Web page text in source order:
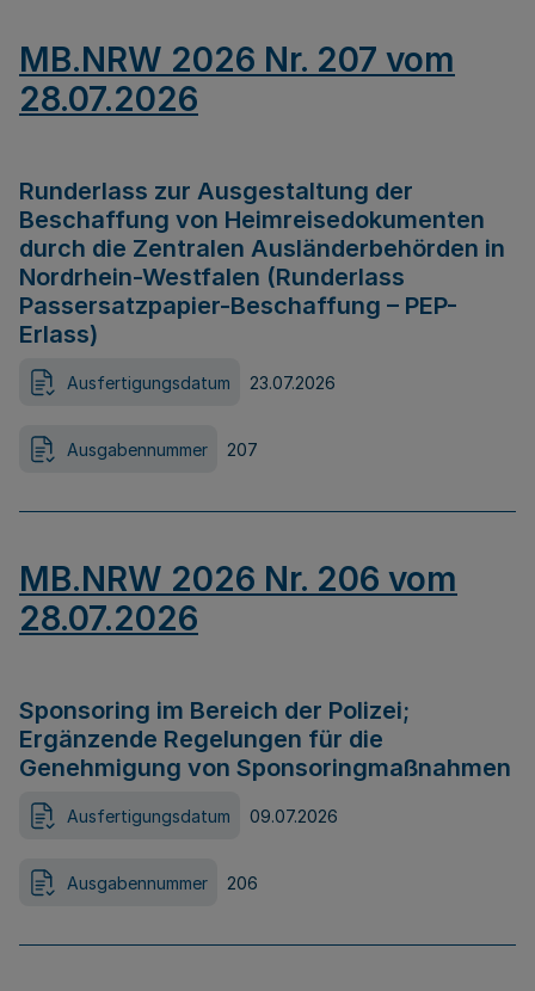
MB.NRW 2026 Nr. 207 vom
28.07.2026
Runderlass zur Ausgestaltung der
Beschaffung von Heimreisedokumenten
durch die Zentralen Ausländerbehörden in
Nordrhein-Westfalen (Runderlass
Passersatzpapier-Beschaffung – PEP-
Erlass)
Ausfertigungsdatum 23.07.2026
Ausgabennummer 207
MB.NRW 2026 Nr. 206 vom
28.07.2026
Sponsoring im Bereich der Polizei;
Ergänzende Regelungen für die
Genehmigung von Sponsoringmaßnahmen
Ausfertigungsdatum 09.07.2026
Ausgabennummer 206